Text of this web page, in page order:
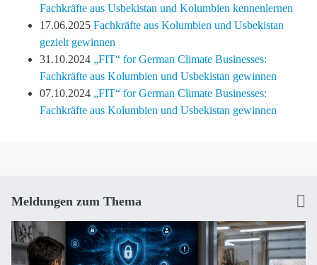
Fachkräfte aus Usbekistan und Kolumbien kennenlernen
17.06.2025 Fachkräfte aus Kolumbien und Usbekistan
gezielt gewinnen
31.10.2024 „FIT“ for German Climate Businesses:
Fachkräfte aus Kolumbien und Usbekistan gewinnen
07.10.2024 „FIT“ for German Climate Businesses:
Fachkräfte aus Kolumbien und Usbekistan gewinnen
Meldungen zum Thema